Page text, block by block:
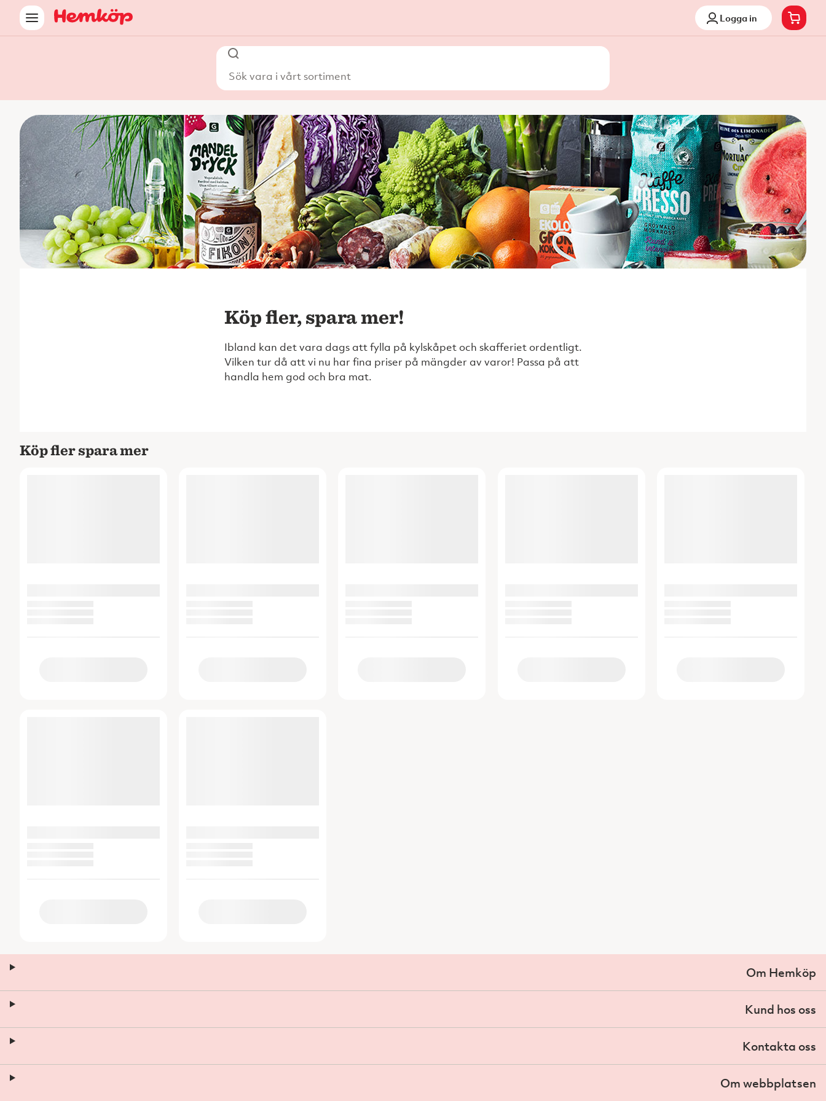
Logga in
Köp fler, spara mer!
Ibland kan det vara dags att fylla på kylskåpet och skafferiet ordentligt.
Vilken tur då att vi nu har fina priser på mängder av varor! Passa på att
handla hem god och bra mat.
Köp fler spara mer
Om Hemköp
Kund hos oss
Kontakta oss
Om webbplatsen